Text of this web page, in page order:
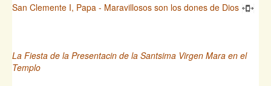
San Clemente I, Papa - Maravillosos son los dones de Dios
La Fiesta de la Presentacin de la Santsima Virgen Mara en el
Templo